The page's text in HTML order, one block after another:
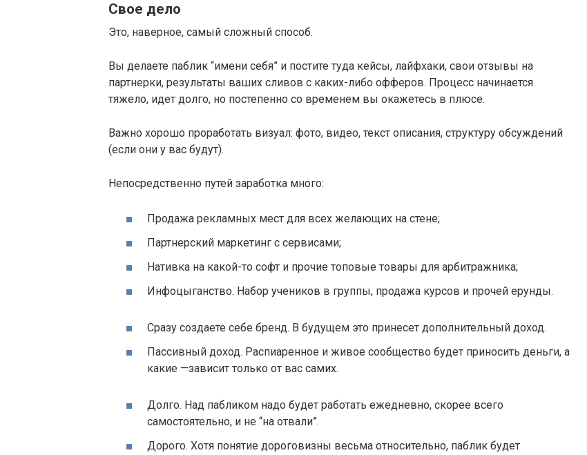
Свое дело
Это, наверное, самый сложный способ.
Вы делаете паблик “имени себя” и постите туда кейсы, лайфхаки, свои отзывы на
партнерки, результаты ваших сливов с каких-либо офферов. Процесс начинается
тяжело, идет долго, но постепенно со временем вы окажетесь в плюсе.
Важно хорошо проработать визуал: фото, видео, текст описания, структуру обсуждений
(если они у вас будут).
Непосредственно путей заработка много:
Продажа рекламных мест для всех желающих на стене;
Партнерский маркетинг с сервисами;
Нативка на какой-то софт и прочие топовые товары для арбитражника;
Инфоцыганство. Набор учеников в группы, продажа курсов и прочей ерунды.
Сразу создаете себе бренд. В будущем это принесет дополнительный доход.
Пассивный доход. Распиаренное и живое сообщество будет приносить деньги, а
какие —зависит только от вас самих.
Долго. Над пабликом надо будет работать ежедневно, скорее всего
самостоятельно, и не “на отвали”.
Дорого. Хотя понятие дороговизны весьма относительно, паблик будет